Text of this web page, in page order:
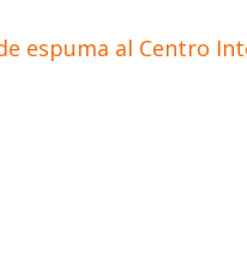
espuma al Centro